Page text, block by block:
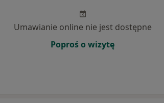
Umawianie online nie jest dostępne
Poproś o wizytę